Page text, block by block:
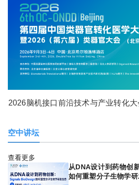
2026脑机接口前沿技术与产业转化大
空中讲坛
查看更多
从DNA设计到药物
如何重塑分子生物学